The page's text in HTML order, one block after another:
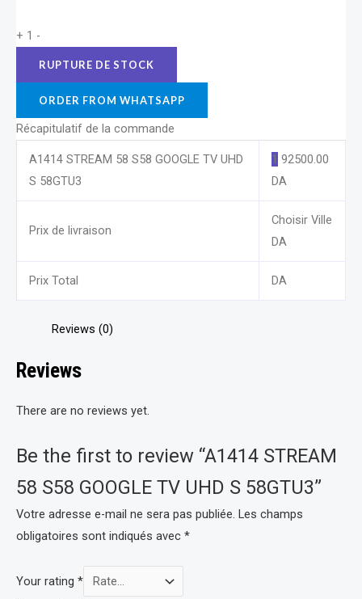
+ 1 -
ORDER FROM WHATSAPP
Récapitulatif de la commande
A1414 STREAM 58 S58 GOOGLE TV UHD
S 58GTU3
1 92500.00
DA
Prix de livraison
Choisir Ville
DA
Prix Total DA
Reviews (0)
Reviews
There are no reviews yet.
Be the first to review “A1414 STREAM
58 S58 GOOGLE TV UHD S 58GTU3”
Votre adresse e-mail ne sera pas publiée. Les champs
obligatoires sont indiqués avec *
Your rating *